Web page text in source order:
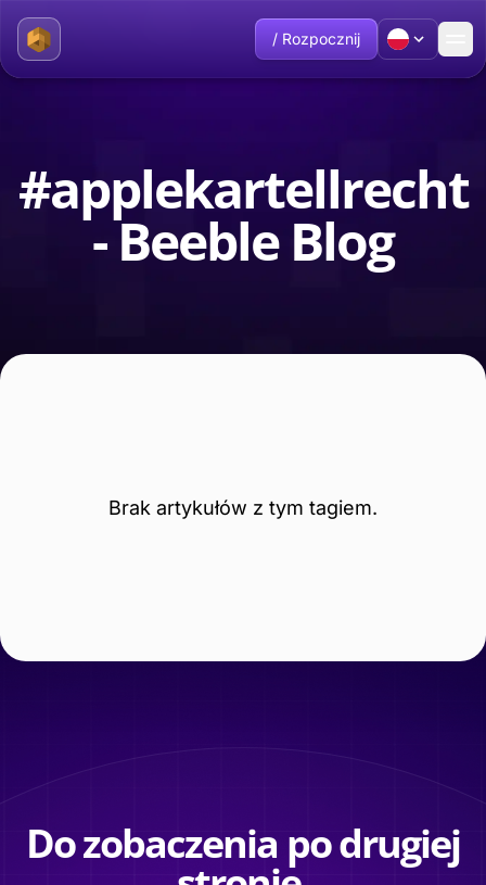
/ Rozpocznij
#applekartellrecht
- Beeble Blog
Brak artykułów z tym tagiem.
Do zobaczenia po drugiej